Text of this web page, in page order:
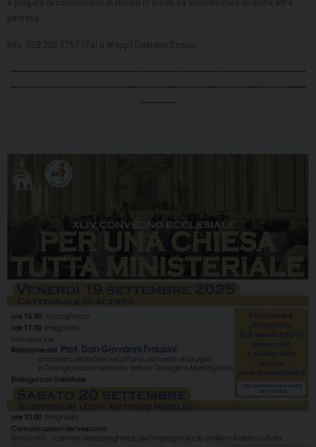
persona.
Info: 339 203 6757 (Tel e Wapp) Gaetano Crispo
——————————————————————————————
——————————————————————————————
———–